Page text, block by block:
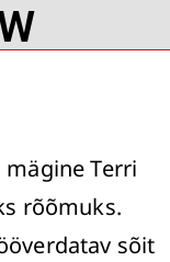
Terri
rõõmuks.
sõit